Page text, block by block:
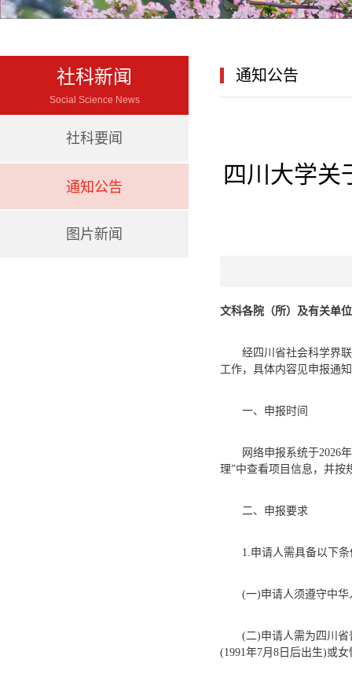
社科新闻
Social Science News
社科要闻
通知公告
图片新闻
通知公告
四川大学关
文科各院（所）及有关单
经四川省社会科学界
工作，具体内容见申报通知
一、申报时间
网络申报系统于2026
理”中查看项目信息，并按
二、申报要求
1.申请人需具备以下条
(一)申请人须遵守中
(二)申请人需为四川
(1991年7月8日后出生)或